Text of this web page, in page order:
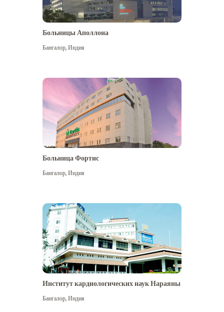
Посмотреть больше
Больницы Аполлона
Бангалор,Индия
Больница Фортис
Бангалор,Индия
Институт кардиологических наук Нараяны
Бангалор,Индия